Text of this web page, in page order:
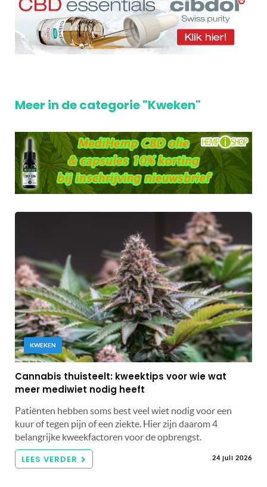
Meer in de categorie "Kweken"
KWEKEN
Cannabis thuisteelt: kweektips voor wie wat
meer mediwiet nodig heeft
Patiënten hebben soms best veel wiet nodig voor een
kuur of tegen pijn of een ziekte. Hier zijn daarom 4
belangrijke kweekfactoren voor de opbrengst.
LEES VERDER 24 juli 2026